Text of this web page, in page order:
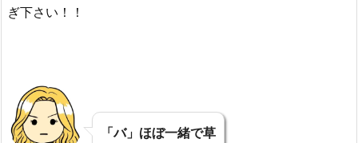
ぎ下さい！！
「バ」ほぼ一緒で草